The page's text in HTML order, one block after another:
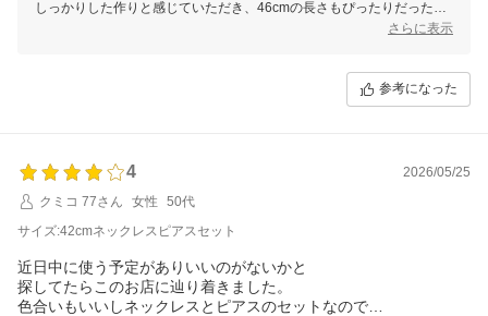
しっかりした作りと感じていただき、46cmの長さもぴったりだったと
持ちにさせてしまい申し訳ございません。クーポンは時期やキャンペー
ンにより内容が変わりますが、今後もお得にお買い物いただける企画を
さらに表示
参考になった
4
2026/05/25
クミコ 77さん
女性
50代
サイズ:42cmネックレスピアスセット
近日中に使う予定がありいいのがないかと
探してたらこのお店に辿り着きました。
色合いもいいしネックレスとピアスのセットなので